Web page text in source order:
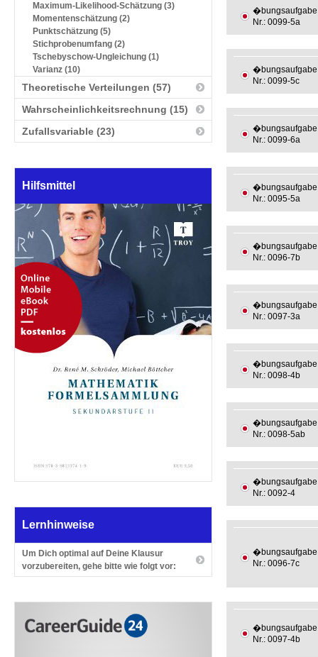
Maximum-Likelihood-Schätzung (3)
Momentenschätzung (2)
Punktschätzung (5)
Stichprobenumfang (2)
Tschebyschow-Ungleichung (1)
Varianz (10)
Theoretische Verteilungen (57)
Wahrscheinlichkeitsrechnung (15)
Zufallsvariable (23)
Hilfsmittel
Lernhinweise
Um Dich optimal auf Deine Klausur
vorzubereiten, gehe bitte wie folgt vor:
�bungsaufgabe
Nr.: 0099-5a
�bungsaufgabe
Nr.: 0099-5c
�bungsaufgabe
Nr.: 0099-6a
�bungsaufgabe
Nr.: 0095-5a
�bungsaufgabe
Nr.: 0096-7b
�bungsaufgabe
Nr.: 0097-3a
�bungsaufgabe
Nr.: 0098-4b
�bungsaufgabe
Nr.: 0098-5ab
�bungsaufgabe
Nr.: 0092-4
�bungsaufgabe
Nr.: 0096-7c
�bungsaufgabe
Nr.: 0097-4b